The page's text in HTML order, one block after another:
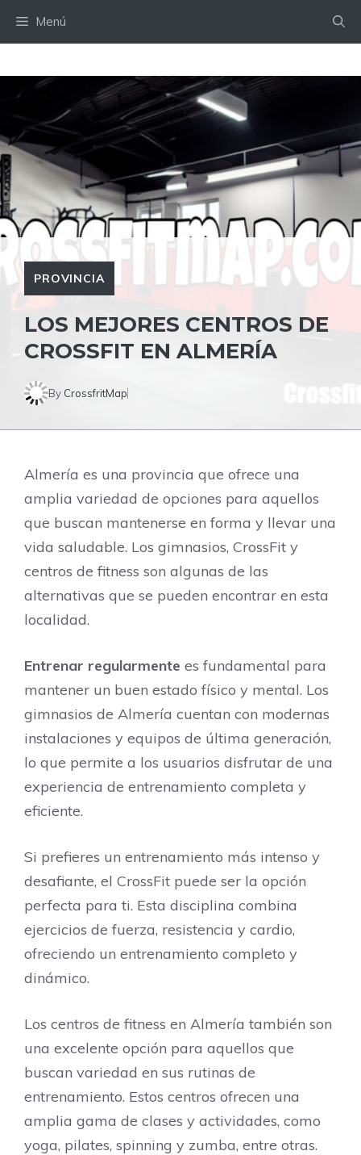
Menú
PROVINCIA
LOS MEJORES CENTROS DE
CROSSFIT EN ALMERÍA
By CrossfritMap
Almería es una provincia que ofrece una
amplia variedad de opciones para aquellos
que buscan mantenerse en forma y llevar una
vida saludable. Los gimnasios, CrossFit y
centros de fitness son algunas de las
alternativas que se pueden encontrar en esta
localidad.
Entrenar regularmente es fundamental para
mantener un buen estado físico y mental. Los
gimnasios de Almería cuentan con modernas
instalaciones y equipos de última generación,
lo que permite a los usuarios disfrutar de una
experiencia de entrenamiento completa y
eficiente.
Si prefieres un entrenamiento más intenso y
desafiante, el CrossFit puede ser la opción
perfecta para ti. Esta disciplina combina
ejercicios de fuerza, resistencia y cardio,
ofreciendo un entrenamiento completo y
dinámico.
Los centros de fitness en Almería también son
una excelente opción para aquellos que
buscan variedad en sus rutinas de
entrenamiento. Estos centros ofrecen una
amplia gama de clases y actividades, como
yoga, pilates, spinning y zumba, entre otras.